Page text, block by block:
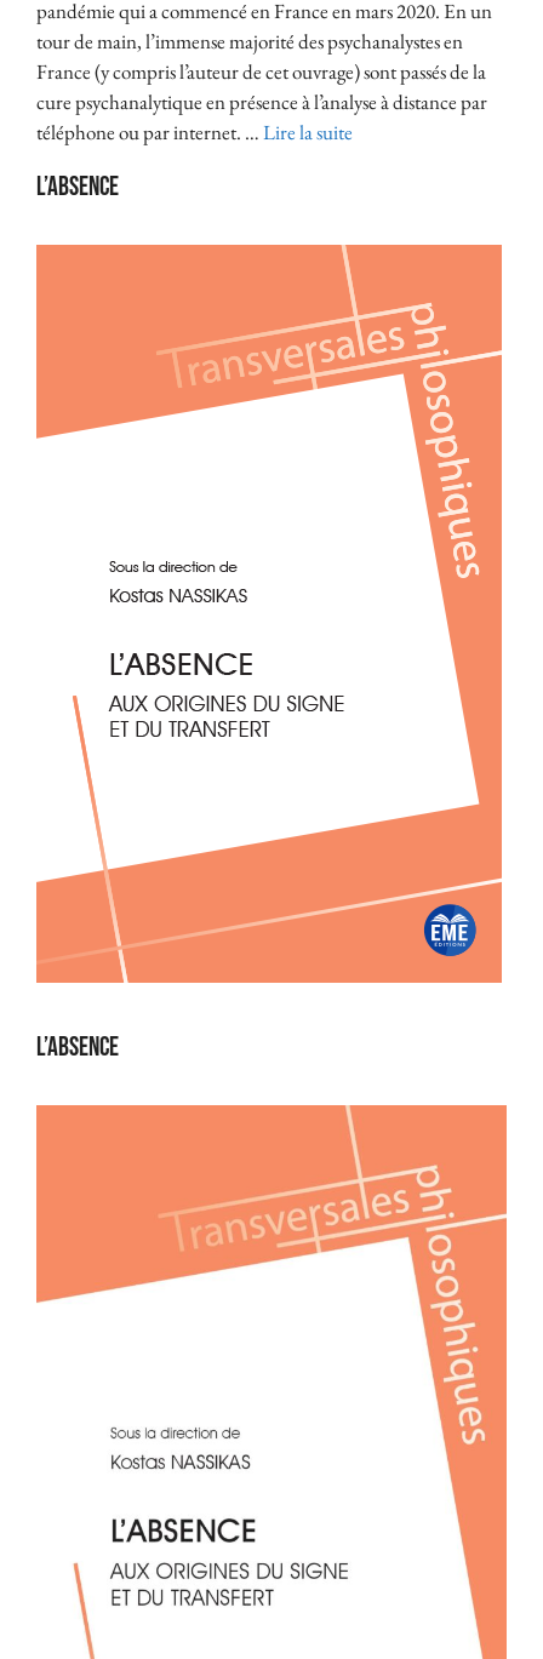
pandémie qui a commencé en France en mars 2020. En un
tour de main, l’immense majorité des psychanalystes en
France (y compris l’auteur de cet ouvrage) sont passés de la
cure psychanalytique en présence à l’analyse à distance par
téléphone ou par internet. …Lire la suite
L’ABSENCE
L’absence